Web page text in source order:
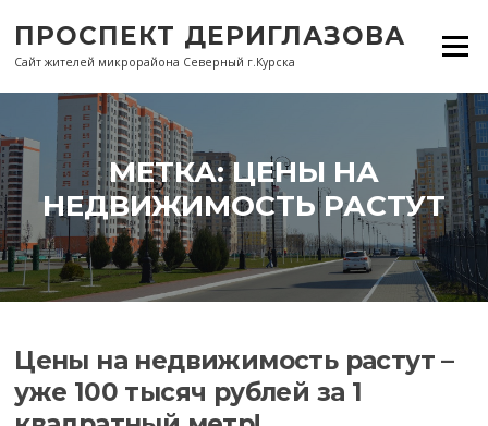
содержанию
ПРОСПЕКТ ДЕРИГЛАЗОВА
Сайт жителей микрорайона Северный г.Курска
Меню
МЕТКА:ЦЕНЫ НА
НЕДВИЖИМОСТЬ РАСТУТ
Цены на недвижимость растут –
уже 100 тысяч рублей за 1